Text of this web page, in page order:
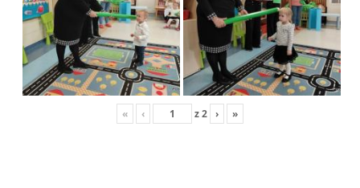
« ‹ z2 › »